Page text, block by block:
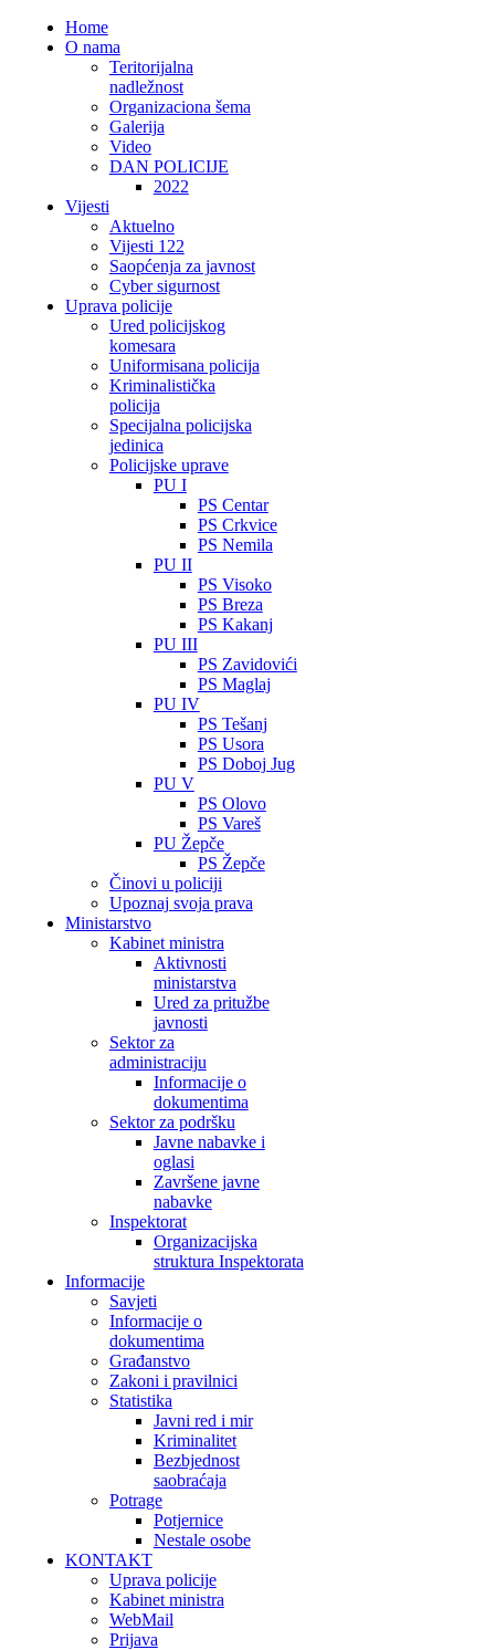
Home
O nama
Teritorijalna
nadležnost
Organizaciona šema
Galerija
Video
DAN POLICIJE
2022
Vijesti
Aktuelno
Vijesti 122
Saopćenja za javnost
Cyber sigurnost
Uprava policije
Ured policijskog
komesara
Uniformisana policija
Kriminalistička
policija
Specijalna policijska
jedinica
Policijske uprave
PU I
PS Centar
PS Crkvice
PS Nemila
PU II
PS Visoko
PS Breza
PS Kakanj
PU III
PS Zavidovići
PS Maglaj
PU IV
PS Tešanj
PS Usora
PS Doboj Jug
PU V
PS Olovo
PS Vareš
PU Žepče
PS Žepče
Činovi u policiji
Upoznaj svoja prava
Ministarstvo
Kabinet ministra
Aktivnosti
ministarstva
Ured za pritužbe
javnosti
Sektor za
administraciju
Informacije o
dokumentima
Sektor za podršku
Javne nabavke i
oglasi
Završene javne
nabavke
Inspektorat
Organizacijska
struktura Inspektorata
Informacije
Savjeti
Informacije o
dokumentima
Građanstvo
Zakoni i pravilnici
Statistika
Javni red i mir
Kriminalitet
Bezbjednost
saobraćaja
Potrage
Potjernice
Nestale osobe
KONTAKT
Uprava policije
Kabinet ministra
WebMail
Prijava